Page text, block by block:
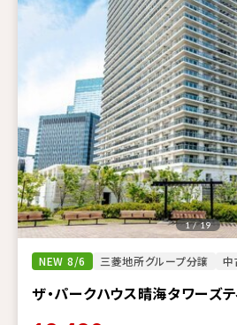
NEW 8/6 三菱地所グループ分譲 中
ザ・パークハウス晴海タワーズ
1 / 19